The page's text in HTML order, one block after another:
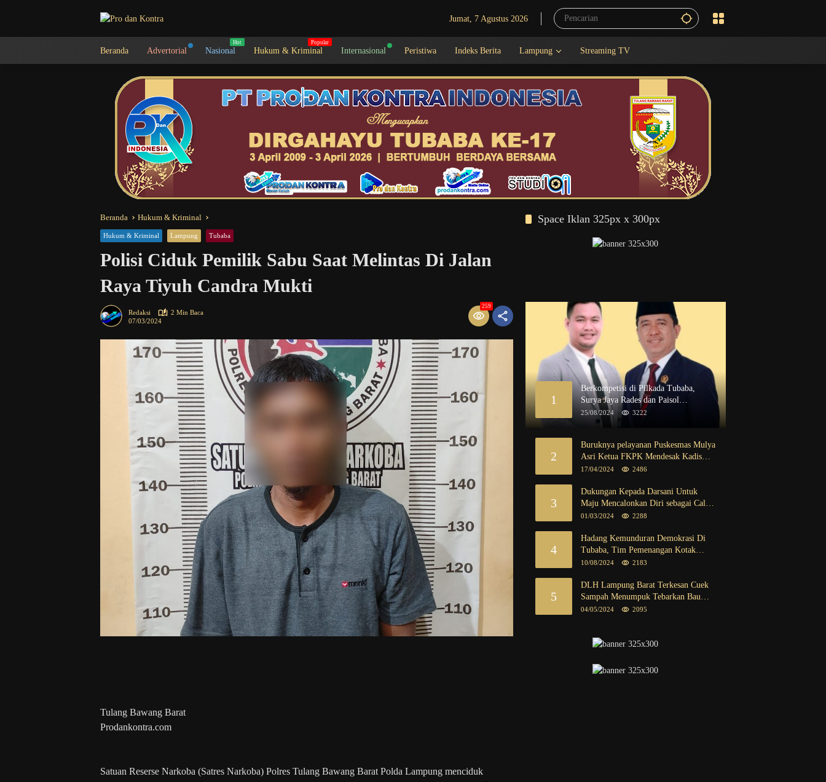
Jumat, 7 Agustus 2026
Beranda Advertorial Nasional Hukum & Kriminal Internasional Peristiwa Indeks Berita Lampung Streaming TV
Beranda Hukum & Kriminal
Hukum & Kriminal Lampung Tubaba
Polisi Ciduk Pemilik Sabu Saat Melintas Di Jalan
Raya Tiyuh Candra Mukti
Redaksi
2 Min Baca
07/03/2024
259
Tulang Bawang Barat
Prodankontra.com
Satuan Reserse Narkoba (Satres Narkoba) Polres Tulang Bawang Barat Polda Lampung menciduk
Space Iklan 325px x 300px
1
Berkompetisi di Pilkada Tubaba,
Surya Jaya Rades dan Paisol
Dipastikan Maju
25/08/2024 3222
2
Buruknya pelayanan Puskesmas Mulya
Asri Ketua FKPK Mendesak Kadis
Dinkes Tubaba Ambil Tindakan Tegas
17/04/2024 2486
3
Dukungan Kepada Darsani Untuk
Maju Mencalonkan Diri sebagai Calon
Bupati Tubaba Terus Mengalir Baik
tokoh masyarakat
01/03/2024 2288
4
Hadang Kemunduran Demokrasi Di
Tubaba, Tim Pemenangan Kotak
Kosong Segera Dibentuk
10/08/2024 2183
5
DLH Lampung Barat Terkesan Cuek
Sampah Menumpuk Tebarkan Bau
Busuk
04/05/2024 2095